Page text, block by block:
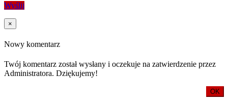
Wyślij
×
Nowy komentarz
Twój komentarz został wysłany i oczekuje na zatwierdzenie przez
Administratora. Dziękujemy!
OK